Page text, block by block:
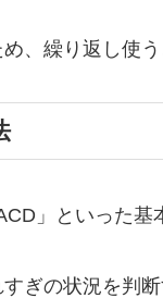
、繰り返し使う
」といった基
ぎの状況を判断